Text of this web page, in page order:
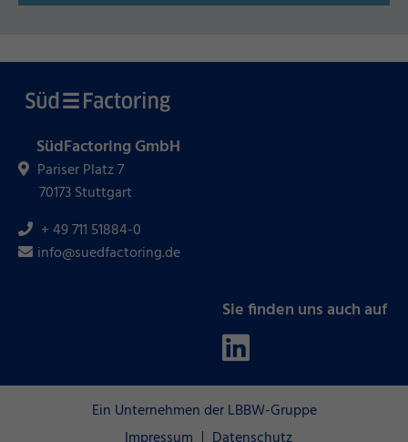
SüdFactoring GmbH
Pariser Platz 7
70173 Stuttgart
+ 49 711 51884-0
info@suedfactoring.de
Sie finden uns auch auf
Ein Unternehmen der LBBW-Gruppe